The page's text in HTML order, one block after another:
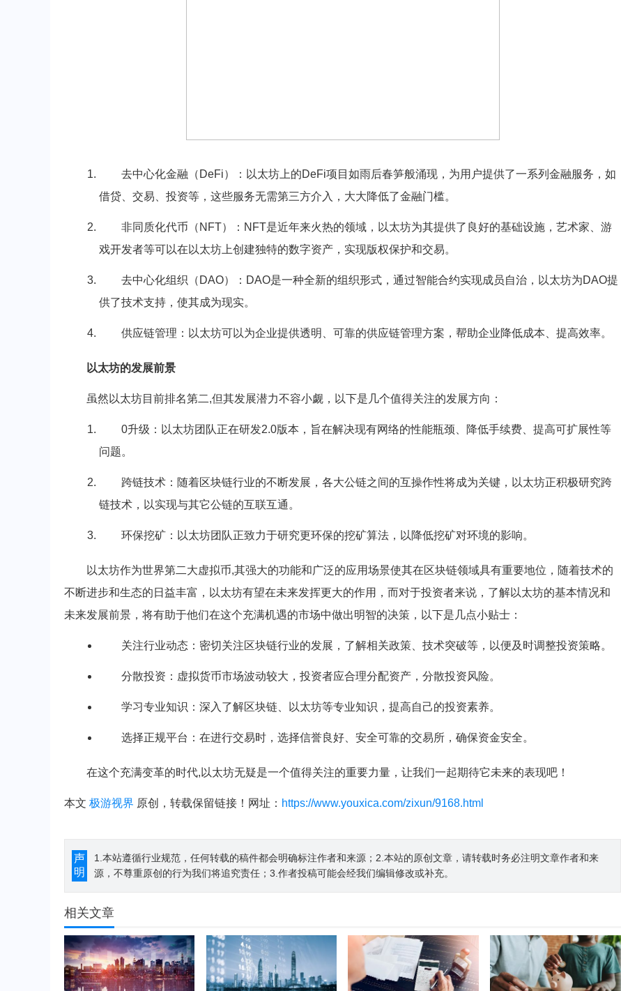
去中心化金融（DeFi）：以太坊上的DeFi项目如雨后春笋般涌现，为用户提供了一系列金融服务，如
借贷、交易、投资等，这些服务无需第三方介入，大大降低了金融门槛。
非同质化代币（NFT）：NFT是近年来火热的领域，以太坊为其提供了良好的基础设施，艺术家、游
戏开发者等可以在以太坊上创建独特的数字资产，实现版权保护和交易。
去中心化组织（DAO）：DAO是一种全新的组织形式，通过智能合约实现成员自治，以太坊为DAO提
供了技术支持，使其成为现实。
供应链管理：以太坊可以为企业提供透明、可靠的供应链管理方案，帮助企业降低成本、提高效率。
以太坊的发展前景
虽然以太坊目前排名第二,但其发展潜力不容小觑，以下是几个值得关注的发展方向：
0升级：以太坊团队正在研发2.0版本，旨在解决现有网络的性能瓶颈、降低手续费、提高可扩展性等
问题。
跨链技术：随着区块链行业的不断发展，各大公链之间的互操作性将成为关键，以太坊正积极研究跨
链技术，以实现与其它公链的互联互通。
环保挖矿：以太坊团队正致力于研究更环保的挖矿算法，以降低挖矿对环境的影响。
以太坊作为世界第二大虚拟币,其强大的功能和广泛的应用场景使其在区块链领域具有重要地位，随着技术的
不断进步和生态的日益丰富，以太坊有望在未来发挥更大的作用，而对于投资者来说，了解以太坊的基本情况和
未来发展前景，将有助于他们在这个充满机遇的市场中做出明智的决策，以下是几点小贴士：
关注行业动态：密切关注区块链行业的发展，了解相关政策、技术突破等，以便及时调整投资策略。
分散投资：虚拟货币市场波动较大，投资者应合理分配资产，分散投资风险。
学习专业知识：深入了解区块链、以太坊等专业知识，提高自己的投资素养。
选择正规平台：在进行交易时，选择信誉良好、安全可靠的交易所，确保资金安全。
在这个充满变革的时代,以太坊无疑是一个值得关注的重要力量，让我们一起期待它未来的表现吧！
本文 极游视界 原创，转载保留链接！网址： https://www.youxica.com/zixun/9168.html
声
明
1.本站遵循行业规范，任何转载的稿件都会明确标注作者和来源；2.本站的原创文章，请转载时务必注明文章作者和来
源，不尊重原创的行为我们将追究责任；3.作者投稿可能会经我们编辑修改或补充。
相关文章